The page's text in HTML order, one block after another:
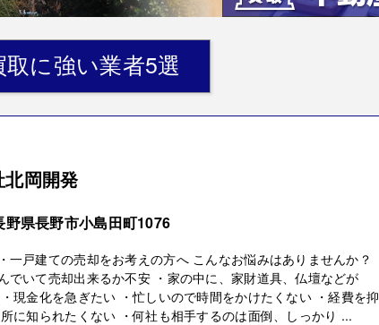
に強い業者5選
岡開発
野県長野市小島田町1076
一戸建ての売却をお考えの方へ こんなお悩みはありませんか？
でいて売却出来るか不安 ・家の中に、家財道具、仏壇などが
現金化を急ぎたい ・忙しいので時間をかけたくない ・経費を抑
に知られたくない ・何社も相手するのは面倒、しっかり ...